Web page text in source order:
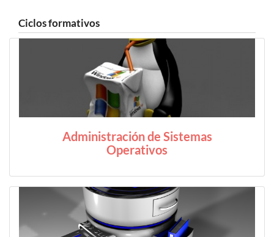
Ciclos formativos
Administración de Sistemas
Operativos